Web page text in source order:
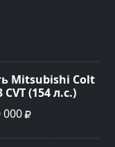
Mitsubishi Colt
CVT (154 л.с.)
турбонаддув в
цвет
000